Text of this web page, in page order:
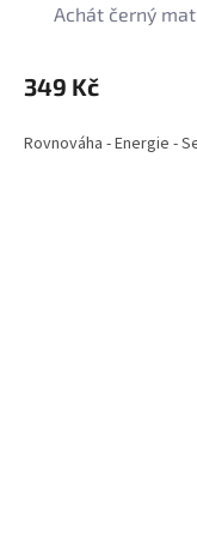
Achát černý
349 Kč
Rovnováha - Energie -